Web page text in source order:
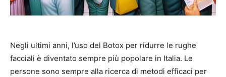
Negli ultimi anni, l’uso del Botox per ridurre le rughe
facciali è diventato sempre più popolare in Italia. Le
persone sono sempre alla ricerca di metodi efficaci per